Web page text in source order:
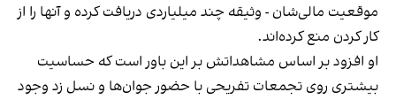
موقعیت مالی‌شان - وثیقه چند میلیاردی دریافت کرده و آنها را از
کار کردن منع کرده‌اند.
او افزود بر اساس مشاهداتش بر این باور است که حساسیت
بیشتری روی تجمعات تفریحی با حضور جوان‌ها و نسل زد وجود